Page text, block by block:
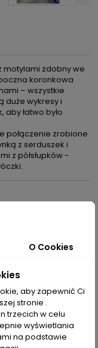
motylami zdobny we
koronkowa
– wszystkie
duże wykresy i
łatwo było
połączenie zrobione
z serduszek i
z półsłupków -
zdobny we
O Cookies
aby zapewnić Ci
stronie .
trzecich w celu
wyświetlania
na podstawie